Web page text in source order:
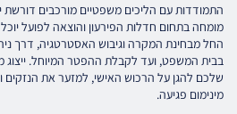
התמודדות עם הליכים משפטיים מורכבים דורשת
מומחה בתחום חדלות הפירעון והוצאה לפועל
החל מבחינת המקרה וגיבוש האסטרטגיה, דרך
בבית המשפט, ועד לקבלת ההפטר המיוחל. ייצוג
שלכם להגן על הרכוש האישי, למזער את
מינימום פגיעה.